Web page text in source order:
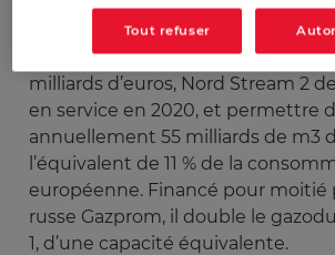
l'Allemagne via la mer Baltique,
sous l'eau de 1 230 km. D’un coût
milliards d’euros, Nord Stream 2
en service en 2020, et permettre
annuellement 55 milliards de m3
l’équivalent de 11 % de la
européenne. Financé pour moitié
russe Gazprom, il double le
1, d’une capacité équivalente.
Tout refuser